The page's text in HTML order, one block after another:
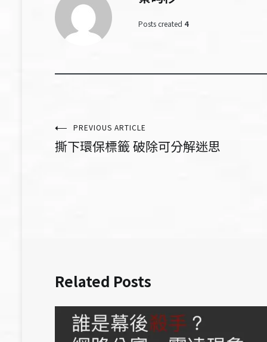
Posts created 4
文PREVIOUS ARTICLE
撕下環保標籤 破除可分解迷思
Related Posts